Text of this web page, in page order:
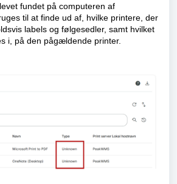
fundet på computeren af
til at finde ud af, hvilke printere, der
labels og følgesedler, samt hvilket
i, på den pågældende printer.